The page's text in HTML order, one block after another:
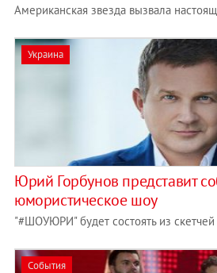
Американская звезда вызвала
Украина
Юрий Горбунов представит
юмористическое шоу
"#ШОУЮРИ" будет состоять из скетчей
События